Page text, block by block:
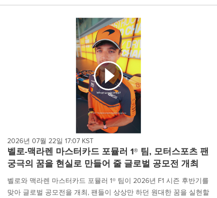
2026년 07월 22일 17:07 KST
벨로-맥라렌 마스터카드 포뮬러 1® 팀, 모터스포츠 팬
궁극의 꿈을 현실로 만들어 줄 글로벌 공모전 개최
벨로와 맥라렌 마스터카드 포뮬러 1® 팀이 2026년 F1 시즌 후반기를
맞아 글로벌 공모전을 개최, 팬들이 상상만 하던 원대한 꿈을 실현할